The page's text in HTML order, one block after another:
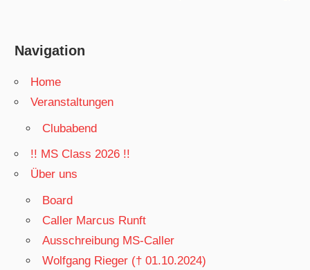
Navigation
Home
Veranstaltungen
Clubabend
!! MS Class 2026 !!
Über uns
Board
Caller Marcus Runft
Ausschreibung MS-Caller
Wolfgang Rieger († 01.10.2024)